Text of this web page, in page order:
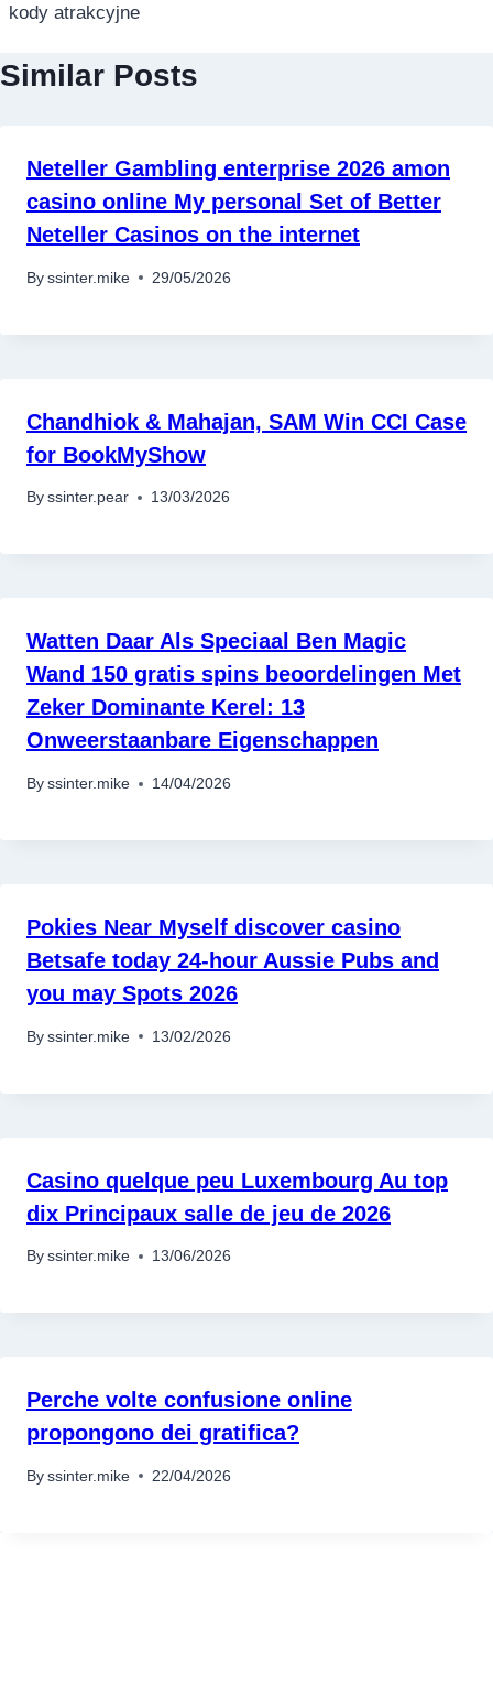
kody atrakcyjne
Similar Posts
Neteller Gambling enterprise 2026 amon
casino online My personal Set of Better
Neteller Casinos on the internet
By ssinter.mike 29/05/2026
Chandhiok & Mahajan, SAM Win CCI Case
for BookMyShow
By ssinter.pear 13/03/2026
Watten Daar Als Speciaal Ben Magic
Wand 150 gratis spins beoordelingen Met
Zeker Dominante Kerel: 13
Onweerstaanbare Eigenschappen
By ssinter.mike 14/04/2026
Pokies Near Myself discover casino
Betsafe today 24-hour Aussie Pubs and
you may Spots 2026
By ssinter.mike 13/02/2026
Casino quelque peu Luxembourg Au top
dix Principaux salle de jeu de 2026
By ssinter.mike 13/06/2026
Perche volte confusione online
propongono dei gratifica?
By ssinter.mike 22/04/2026